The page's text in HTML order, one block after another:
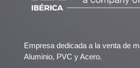
Empresa dedicada a la venta de
Aluminio, PVC y Acero.